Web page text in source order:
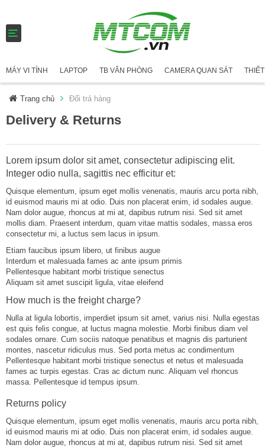
T
o
g
e
n
v
t
i
n
MÁY VI TÍNH LAPTOP TB VĂN PHÒNG CAMERA QUAN SÁT
Trang chủ Đổi trả hàng
Delivery & Returns
Lorem ipsum dolor sit amet, consectetur adipiscing elit.
Integer odio nulla, sagittis nec efficitur et:
Quisque elementum, ipsum eget mollis venenatis, mauris arcu porta nibh,
id euismod mauris mi at odio. Duis non placerat enim, id sodales augue.
Nam dolor augue, rhoncus at mi at, dapibus rutrum nisi. Sed sit amet
mollis diam. Praesent interdum, quam vitae mattis sodales, massa eros
consectetur mi, a luctus sem lacus in ipsum.
Etiam faucibus ipsum libero, ut finibus augue
Interdum et malesuada fames ac ante ipsum primis
Pellentesque habitant morbi tristique senectus
Aliquam sit amet suscipit ligula, vitae eleifend
How much is the freight charge?
Nulla at ligula lobortis, imperdiet ipsum sit amet, varius nisi. Nulla egestas
est quis felis congue, at luctus magna molestie. Morbi finibus diam vel
sodales ornare. Cum sociis natoque penatibus et magnis dis parturient
montes, nascetur ridiculus mus. Sed porta metus ac condimentum
Pellentesque habitant morbi tristique senectus et netus et malesuada
fames ac turpis egestas. Cras ac dictum nunc. Aliquam vel rhoncus
massa. Pellentesque id tempus ipsum.
Returns policy
Quisque elementum, ipsum eget mollis venenatis, mauris arcu porta nibh,
id euismod mauris mi at odio. Duis non placerat enim, id sodales augue.
Nam dolor augue, rhoncus at mi at, dapibus rutrum nisi. Sed sit amet